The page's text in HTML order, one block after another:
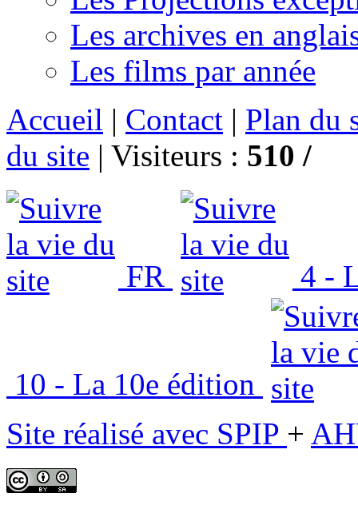
Les archives en
Les films par année
Accueil | Contact | Plan du
du site | Visiteurs : 510 /
FR 4 -
10 - La 10e édition
Site réalisé avec SPIP +